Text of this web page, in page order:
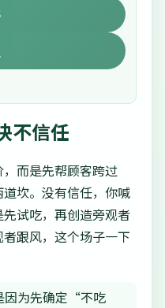
不信任
而是先帮顾客跨过
坎。没有信任，你喊
试吃，再创造旁观者
跟风，这个场子一下
因为先确定“不吃